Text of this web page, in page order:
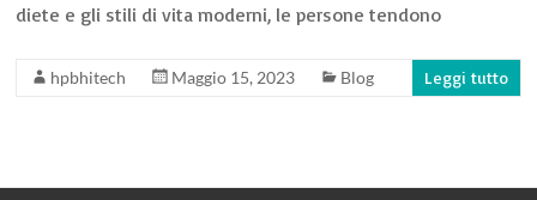
diete e gli stili di vita moderni, le persone tendono
hpbhitech Maggio 15, 2023 Blog Leggi tutto